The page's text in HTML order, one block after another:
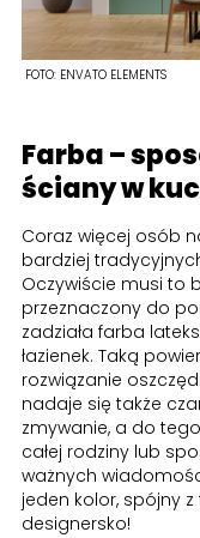
FOTO: ENVATO ELEMENTS
Farba –
ściany w
Coraz więcej osób
bardziej
Oczywiście musi to
przeznaczony do
zadziała farba
łazienek. Taką
rozwiązanie
nadaje się także
zmywanie, a do
całej rodziny lub
ważnych
jeden kolor, spójny
designersko!